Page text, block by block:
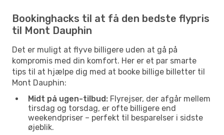
Bookinghacks til at få den bedste flypris
til Mont Dauphin
Det er muligt at flyve billigere uden at gå på
kompromis med din komfort. Her er et par smarte
tips til at hjælpe dig med at booke billige billetter til
Mont Dauphin:
Midt på ugen-tilbud: Flyrejser, der afgår mellem
tirsdag og torsdag, er ofte billigere end
weekendpriser – perfekt til besparelser i sidste
øjeblik.